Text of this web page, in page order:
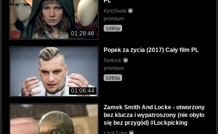
01:28:46
KinoSwiat
premium
1080p
01:06:44
Popek za życia (2017) Cały film PL
Netlook
premium
1080p
Zamek Smith And Locke - otworzony
bez klucza i wypatroszony (nie obyło
się bez przygód) #Lockpicking